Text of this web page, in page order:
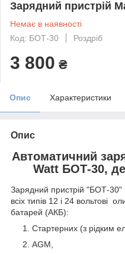
Зарядний пристрій
Немає в наявності
Код: БОТ-30
Роздріб
3 800 ₴
Опис Характеристики
Опис
Автоматичний
Watt БОТ-30,
Зарядний пристрій "БОТ-
всіх типів 12 і 24 вольтові
батарей (АКБ):
Стартерних (з рідким
AGM,